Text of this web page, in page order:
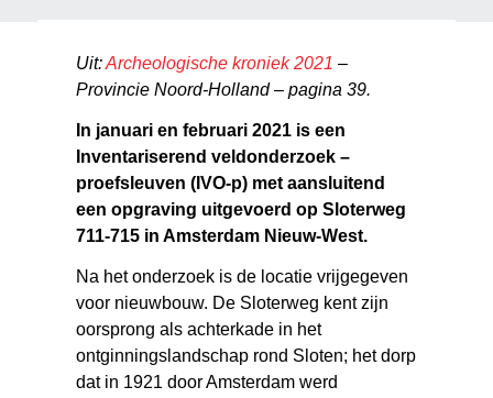
Uit:Archeologische kroniek 2021 –
Provincie Noord-Holland – pagina 39.
In januari en februari 2021 is een
Inventariserend veldonderzoek –
proefsleuven (IVO-p) met aansluitend
een opgraving uitgevoerd op Sloterweg
711-715 in Amsterdam Nieuw-West.
Na het onderzoek is de locatie vrijgegeven
voor nieuwbouw. De Sloterweg kent zijn
oorsprong als achterkade in het
ontginningslandschap rond Sloten; het dorp
dat in 1921 door Amsterdam werd